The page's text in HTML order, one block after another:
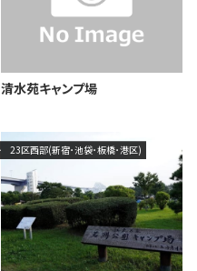
清水苑キャンプ場
23区西部(新宿･池袋･板橋･港区)